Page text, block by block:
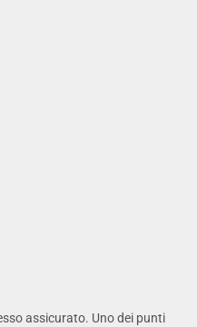
assicurato. Uno dei punti